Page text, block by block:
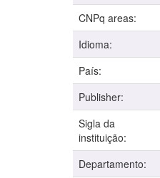
CNPq areas:
Idioma:
País:
Publisher:
Sigla da
instituição:
Departamento: